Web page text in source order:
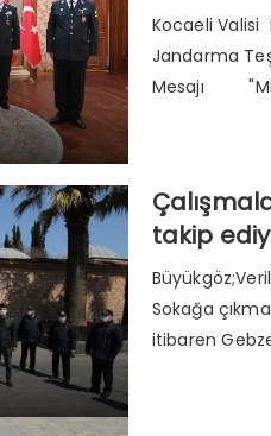
Kocaeli Valisi
Jandarma
Mesajı
takip
Sokağa
itibaren